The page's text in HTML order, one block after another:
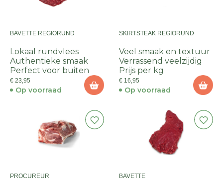
BAVETTE REGIORUND
Lokaal rundvlees
Authentieke smaak
Perfect voor buiten
€ 23,95
Op voorraad
SKIRTSTEAK REGIORUND
Veel smaak en textuur
Verrassend veelzijdig
Prijs per kg
€ 16,95
Op voorraad
PROCUREUR BAVETTE